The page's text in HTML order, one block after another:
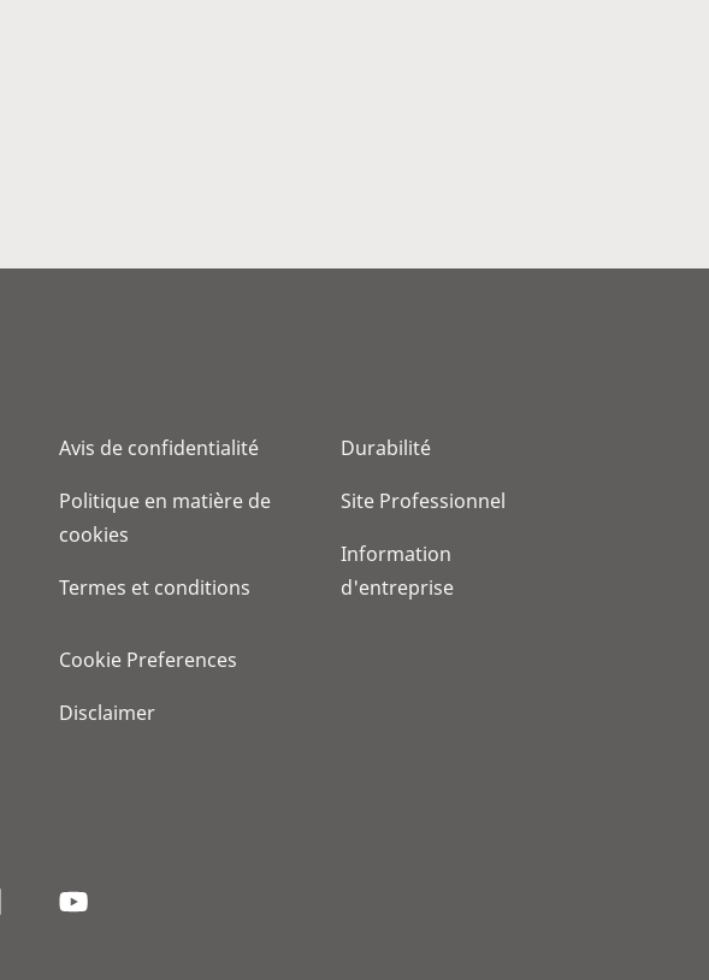
Avis de confidentialité
Politique en matière de
cookies
Termes et conditions
Cookie Preferences
Disclaimer
Durabilité
Site Professionnel
Information
d'entreprise